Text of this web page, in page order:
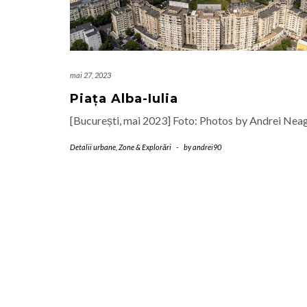
mai 27, 2023
Piața Alba-Iulia
[București, mai 2023] Foto: Photos by Andrei
Detalii urbane Zone & Explorări - byandrei90